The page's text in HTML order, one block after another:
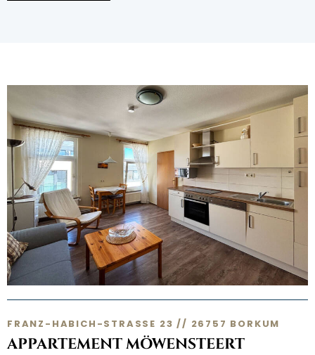
FRANZ-HABICH-STRASSE 23 // 26757 BORKUM
APPARTEMENT MÖWENSTEERT